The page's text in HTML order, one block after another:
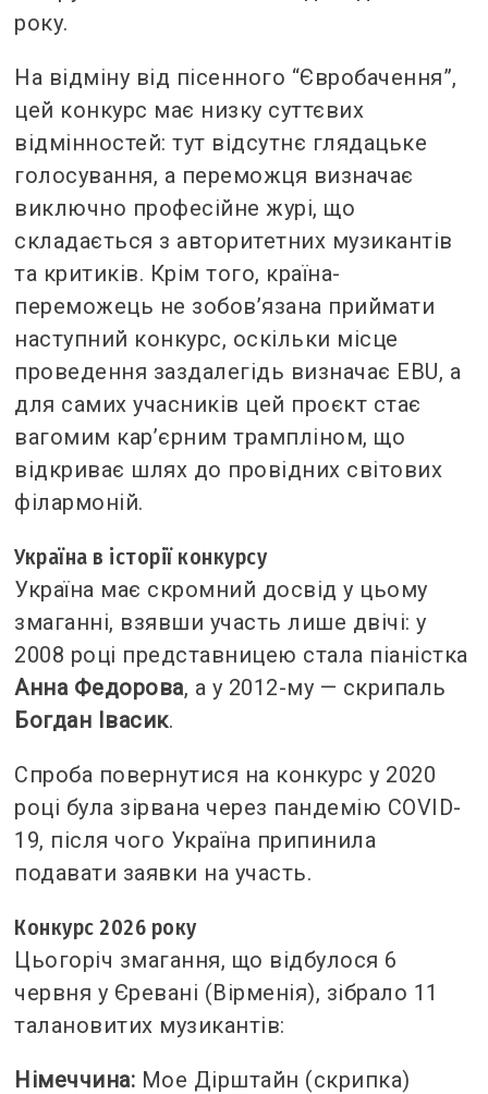
року.
На відміну від пісенного “Євробачення”,
цей конкурс має низку суттєвих
відмінностей: тут відсутнє глядацьке
голосування, а переможця визначає
виключно професійне журі, що
складається з авторитетних музикантів
та критиків. Крім того, країна-
переможець не зобов’язана приймати
наступний конкурс, оскільки місце
проведення заздалегідь визначає EBU, а
для самих учасників цей проєкт стає
вагомим кар’єрним трампліном, що
відкриває шлях до провідних світових
філармоній.
Україна в історії конкурсу
Україна має скромний досвід у цьому
змаганні, взявши участь лише двічі: у
2008 році представницею стала піаністка
Анна Федорова, а у 2012-му — скрипаль
Богдан Івасик.
Спроба повернутися на конкурс у 2020
році була зірвана через пандемію COVID-
19, після чого Україна припинила
подавати заявки на участь.
Конкурс 2026 року
Цьогоріч змагання, що відбулося 6
червня у Єревані (Вірменія), зібрало 11
талановитих музикантів:
Німеччина: Мое Дірштайн (скрипка)